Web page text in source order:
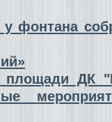
фонтана
ДК